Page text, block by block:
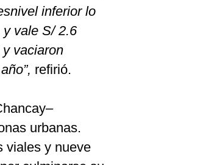
inferior lo
vale S/ 2.6
vaciaron
refirió.
urbanas.
viales y nueve